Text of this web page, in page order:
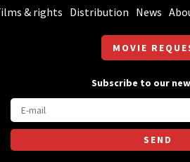
& rights Distribution News
MOVIE
Subscribe to our